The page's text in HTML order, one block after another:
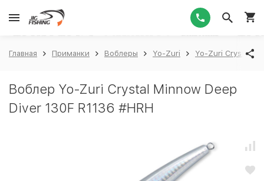
Главная Приманки Воблеры Yo-Zuri Yo-Zuri Crystal
Воблер Yo-Zuri Crystal Minnow Deep
Diver 130F R1136 #HRH